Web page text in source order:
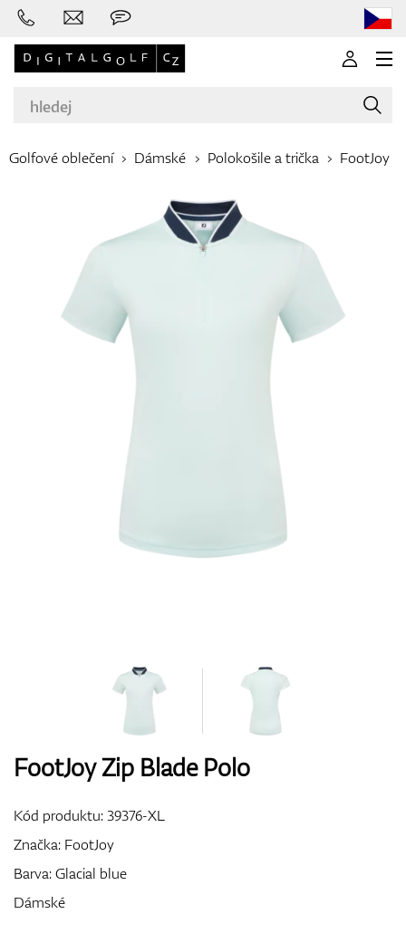
Značky
Golfové oblečení Dámské Polokošile a trička FootJoy
FootJoy Zip Blade Polo
Kód produktu:39376-XL
Značka: FootJoy
Barva: Glacial blue
Dámské